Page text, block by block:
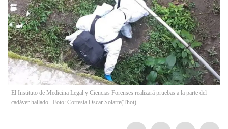
El Instituto de Medicina Legal y Ciencias Forenses realizará pruebas a la parte del
cadáver hallado . Foto: Cortesía Oscar Solarte(Thot)